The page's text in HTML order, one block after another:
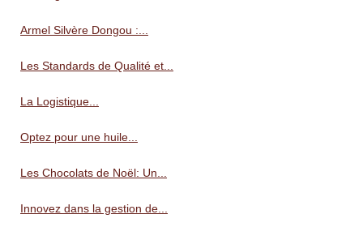
Armel Silvère Dongou :...
Les Standards de Qualité et...
La Logistique...
Optez pour une huile...
Les Chocolats de Noël: Un...
Innovez dans la gestion de...